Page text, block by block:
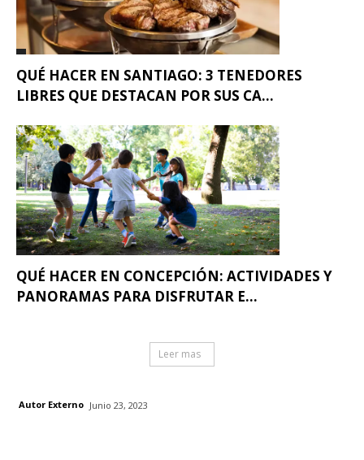
QUÉ HACER EN SANTIAGO: 3 TENEDORES
LIBRES QUE DESTACAN POR SUS CA...
QUÉ HACER EN CONCEPCIÓN: ACTIVIDADES Y
PANORAMAS PARA DISFRUTAR E...
Leer mas
Autor Externo Junio 23, 2023